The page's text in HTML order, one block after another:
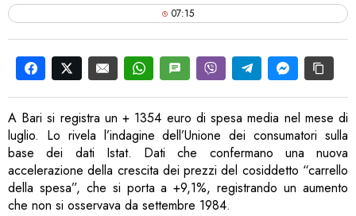
07:15
A Bari si registra un + 1354 euro di spesa media nel mese di
luglio. Lo rivela l’indagine dell’Unione dei consumatori sulla
base dei dati Istat. Dati che confermano una nuova
accelerazione della crescita dei prezzi del cosiddetto “carrello
della spesa”, che si porta a +9,1%, registrando un aumento
che non si osservava da settembre 1984.